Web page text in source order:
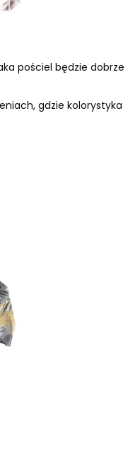
pościel będzie dobrze
gdzie kolorystyka